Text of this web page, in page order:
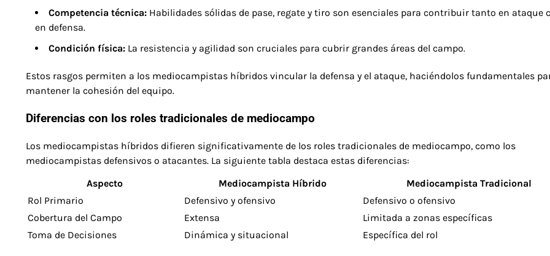
Competencia técnica: Habilidades sólidas de pase, regate y tiro son esenciales para contribuir tanto en ataque
en defensa.
Condición física: La resistencia y agilidad son cruciales para cubrir grandes áreas del campo.
Estos rasgos permiten a los mediocampistas híbridos vincular la defensa y el ataque, haciéndolos fundamentales
mantener la cohesión del equipo.
Diferencias con los roles tradicionales de mediocampo
Los mediocampistas híbridos difieren significativamente de los roles tradicionales de mediocampo, como los
mediocampistas defensivos o atacantes. La siguiente tabla destaca estas diferencias:
Aspecto
Mediocampista Híbrido
Mediocampista Tradicional
Rol Primario
Defensivo y ofensivo
Defensivo o ofensivo
Cobertura del Campo
Extensa
Limitada a zonas específicas
Toma de Decisiones
Dinámica y situacional Específica del rol